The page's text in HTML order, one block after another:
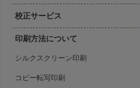
校正サービス
印刷方法について
シルクスクリーン印刷
コピー転写印刷